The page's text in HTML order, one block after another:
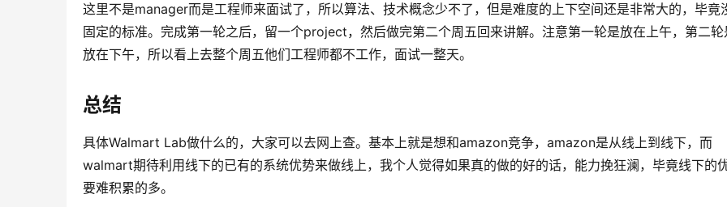
这里不是manager而是工程师来面试了，所以算法、技术概念少不了，但是难度的上下空间还是非常大的，毕竟
固定的标准。完成第一轮之后，留一个project，然后做完第二个周五回来讲解。注意第一轮是放在上午，第二轮
放在下午，所以看上去整个周五他们工程师都不工作，面试一整天。
总结
具体Walmart Lab做什么的，大家可以去网上查。基本上就是想和amazon竞争，amazon是从线上到线下，而
walmart期待利用线下的已有的系统优势来做线上，我个人觉得如果真的做的好的话，能力挽狂澜，毕竟线下的
要难积累的多。